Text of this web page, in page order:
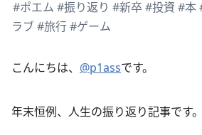
#ポエム #振り返り #新卒#投資 #本
ラブ #旅行#ゲーム
こんにちは、 @p1assです。
年末恒例、人生の振り返り記事です